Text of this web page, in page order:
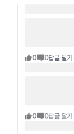
0 0답글 달기
0 0답글 달기